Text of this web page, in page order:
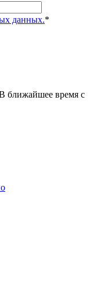
данных.*
ближайшее время с